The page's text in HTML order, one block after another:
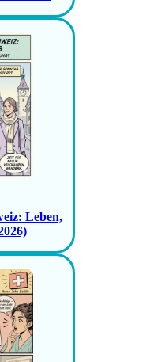
Leben,